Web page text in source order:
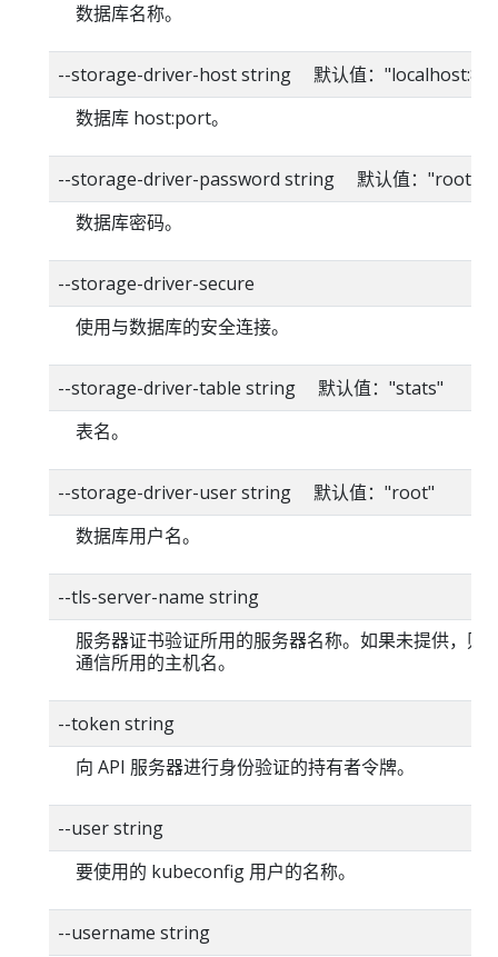
数据库名称。
--storage-driver-host string 默认值：
数据库 host:port。
--storage-driver-password string 默认值："root"
数据库密码。
--storage-driver-secure
使用与数据库的安全连接。
--storage-driver-table string 默认值："stats"
表名。
--storage-driver-user string 默认值："root"
数据库用户名。
--tls-server-name string
服务器证书验证所用的服务器名称。如果未提供，则
通信所用的主机名。
--token string
向 API 服务器进行身份验证的持有者令牌。
--user string
要使用的 kubeconfig 用户的名称。
--username string